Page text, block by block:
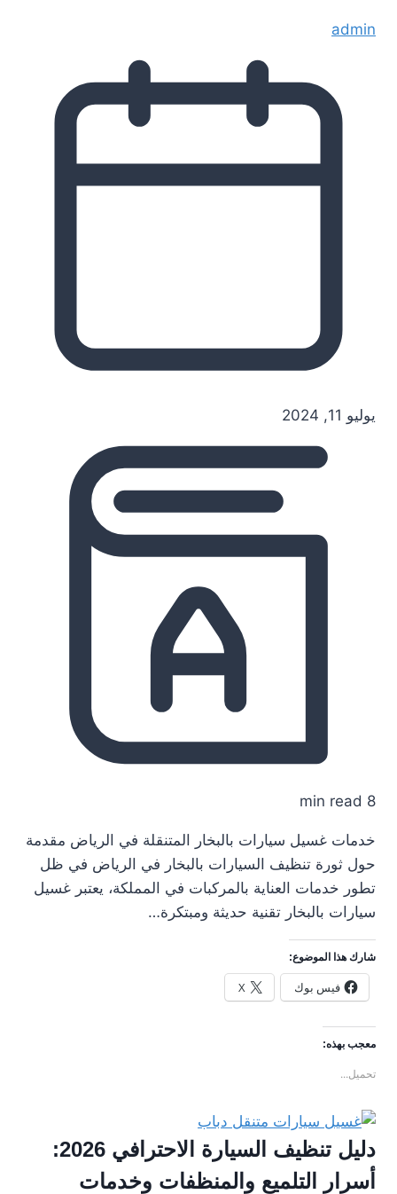
admin
يوليو 11, 2024
8 min read
خدمات غسيل سيارات بالبخار المتنقلة في الرياض مقدمة
حول ثورة تنظيف السيارات بالبخار في الرياض في ظل
تطور خدمات العناية بالمركبات في المملكة، يعتبر غسيل
سيارات بالبخار تقنية حديثة ومبتكرة…
شارك هذا الموضوع:
فيس بوك X
معجب بهذه:
تحميل...
دليل تنظيف السيارة الاحترافي 2026:
أسرار التلميع والمنظفات وخدمات